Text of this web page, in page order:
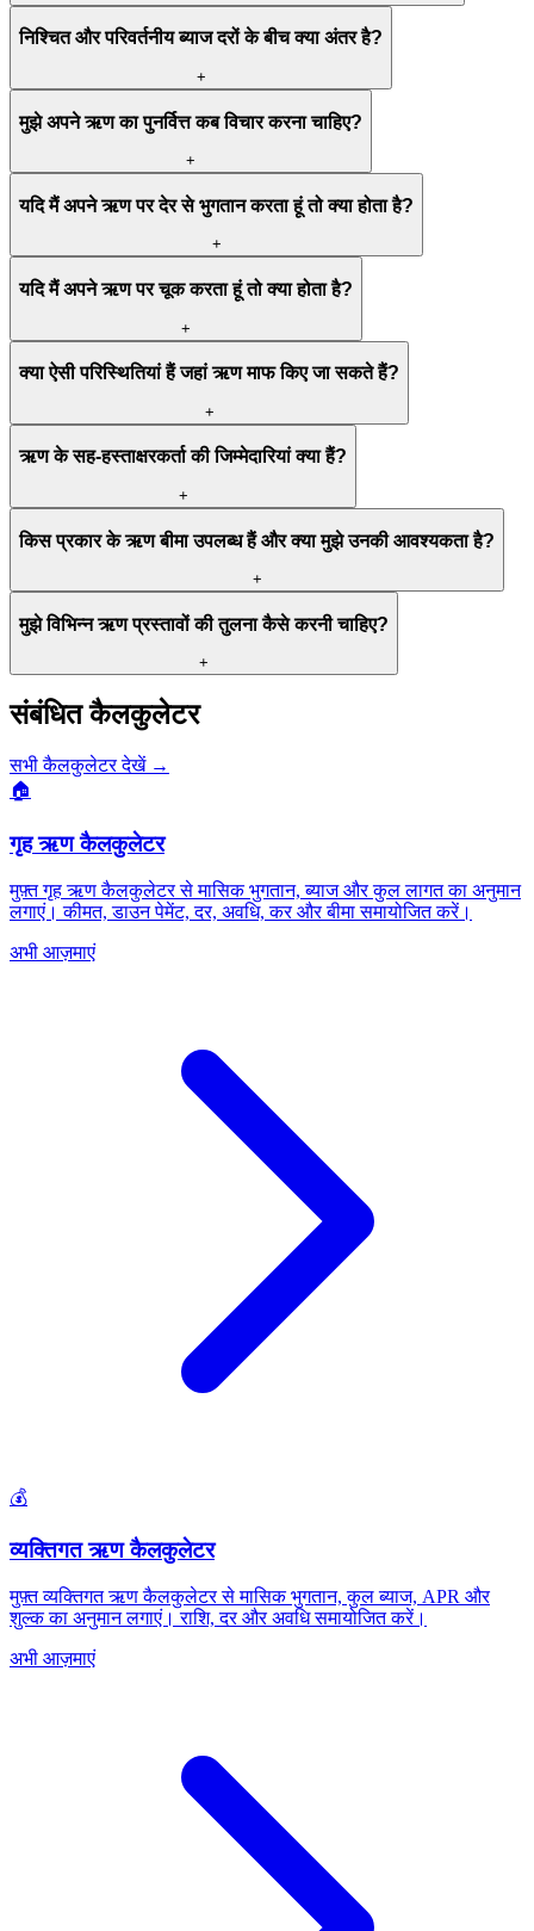
निश्चित और परिवर्तनीय ब्याज दरों के बीच क्या अंतर है?
+
मुझे अपने ऋण का पुनर्वित्त कब विचार करना चाहिए?
+
यदि मैं अपने ऋण पर देर से भुगतान करता हूं तो क्या होता है?
+
यदि मैं अपने ऋण पर चूक करता हूं तो क्या होता है?
+
क्या ऐसी परिस्थितियां हैं जहां ऋण माफ किए जा सकते हैं?
+
ऋण के सह-हस्ताक्षरकर्ता की जिम्मेदारियां क्या हैं?
+
किस प्रकार के ऋण बीमा उपलब्ध हैं और क्या मुझे उनकी आवश्यकता है?
+
मुझे विभिन्न ऋण प्रस्तावों की तुलना कैसे करनी चाहिए?
+
संबंधित कैलकुलेटर
सभी कैलकुलेटर देखें→
🏠
गृह ऋण कैलकुलेटर
मुफ़्त गृह ऋण कैलकुलेटर से मासिक भुगतान, ब्याज और कुल लागत का अनुमान
लगाएं। कीमत, डाउन पेमेंट, दर, अवधि, कर और बीमा समायोजित करें।
अभी आज़माएं
💰
व्यक्तिगत ऋण कैलकुलेटर
मुफ़्त व्यक्तिगत ऋण कैलकुलेटर से मासिक भुगतान, कुल ब्याज, APR और
शुल्क का अनुमान लगाएं। राशि, दर और अवधि समायोजित करें।
अभी आज़माएं